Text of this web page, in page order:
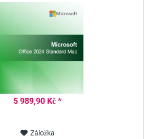
5 989,90 Kč *
Záložka